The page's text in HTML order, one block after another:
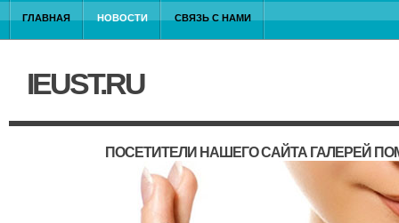
ГЛАВНАЯ НОВОСТИ СВЯЗЬ С НАМИ
IEUST.RU
ПОСЕТИТЕЛИ НАШЕГО САЙТА ГАЛЕРЕЙ